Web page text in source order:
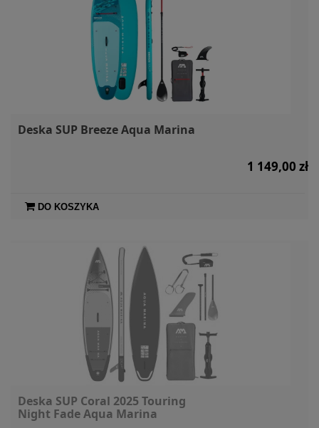
Deska SUP Breeze Aqua Marina
1 149,00 zł
DO KOSZYKA
Deska SUP Coral 2025 Touring
Night Fade Aqua Marina